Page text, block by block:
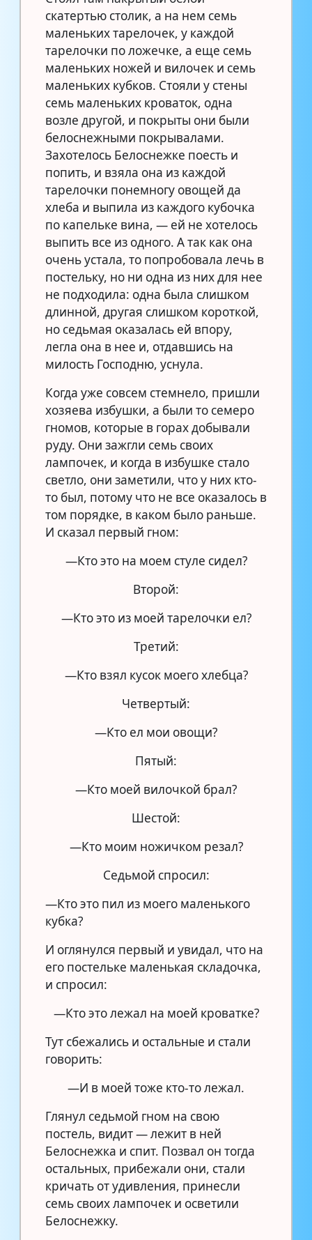
скатертью столик, а на нем семь
маленьких тарелочек, у каждой
тарелочки по ложечке, а еще семь
маленьких ножей и вилочек и семь
маленьких кубков. Стояли у стены
семь маленьких кроваток, одна
возле другой, и покрыты они были
белоснежными покрывалами.
Захотелось Белоснежке поесть и
попить, и взяла она из каждой
тарелочки понемногу овощей да
хлеба и выпила из каждого кубочка
по капельке вина, — ей не хотелось
выпить все из одного. А так как она
очень устала, то попробовала лечь в
постельку, но ни одна из них для нее
не подходила: одна была слишком
длинной, другая слишком короткой,
но седьмая оказалась ей впору,
легла она в нее и, отдавшись на
милость Господню, уснула.
Когда уже совсем стемнело, пришли
хозяева избушки, а были то семеро
гномов, которые в горах добывали
руду. Они зажгли семь своих
лампочек, и когда в избушке стало
светло, они заметили, что у них кто-
то был, потому что не все оказалось в
том порядке, в каком было раньше.
И сказал первый гном:
—Кто это на моем стуле сидел?
Второй:
—Кто это из моей тарелочки ел?
Третий:
—Кто взял кусок моего хлебца?
Четвертый:
—Кто ел мои овощи?
Пятый:
—Кто моей вилочкой брал?
Шестой:
—Кто моим ножичком резал?
Седьмой спросил:
—Кто это пил из моего маленького
кубка?
И оглянулся первый и увидал, что на
его постельке маленькая складочка,
и спросил:
—Кто это лежал на моей кроватке?
Тут сбежались и остальные и стали
говорить:
—И в моей тоже кто-то лежал.
Глянул седьмой гном на свою
постель, видит — лежит в ней
Белоснежка и спит. Позвал он тогда
остальных, прибежали они, стали
кричать от удивления, принесли
семь своих лампочек и осветили
Белоснежку.